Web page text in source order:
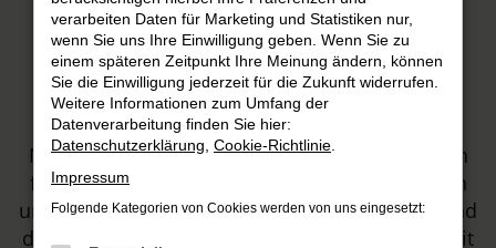
Unser Fahrzeugbestand
HARKE MOTORS ist Ihr Autohaus, sowohl für
Neuwagen von Honda und Mitsubishi, als auch
für Tageszulassungen und Gebrauchtwagen. In
unserem Sortiment werden Sie sicher fündig und
dürfen sich zudem auf erstklassige Beratung mit
verarbeiten Daten für Marketing und Statistiken nur,
wenn Sie uns Ihre Einwilligung geben. Wenn Sie zu
einem späteren Zeitpunkt Ihre Meinung ändern, können
Sie die Einwilligung jederzeit für die Zukunft widerrufen.
Weitere Informationen zum Umfang der
Datenverarbeitung finden Sie hier:
Datenschutzerklärung Cookie-Richtlinie
Impressum
Folgende Kategorien von Cookies werden von uns eingesetzt: